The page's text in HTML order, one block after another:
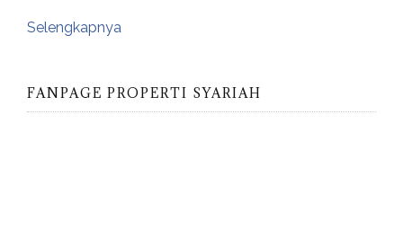
Selengkapnya
FANPAGE PROPERTI SYARIAH